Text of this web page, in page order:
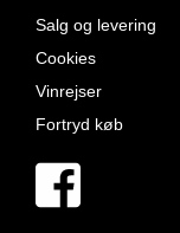
Salg og levering
Cookies
Vinrejser
Fortryd køb